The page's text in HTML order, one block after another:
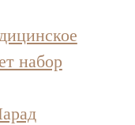
набор